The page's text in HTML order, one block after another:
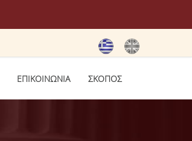
ΕΠΙΚΟΙΝΩΝΙΑ ΣΚΟΠΟΣ